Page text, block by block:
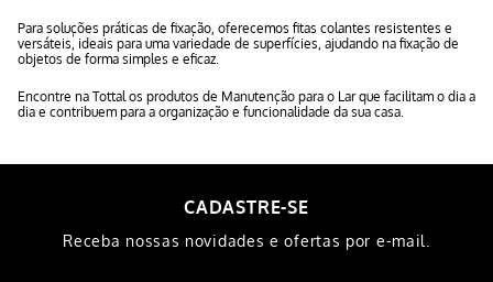
Para soluções práticas de fixação, oferecemos fitas colantes resistentes e
versáteis, ideais para uma variedade de superfícies, ajudando na fixação de
objetos de forma simples e eficaz.
Encontre na Tottal os produtos de Manutenção para o Lar que facilitam o dia a
dia e contribuem para a organização e funcionalidade da sua casa.
CADASTRE-SE
Receba nossas novidades e ofertas por e-mail.